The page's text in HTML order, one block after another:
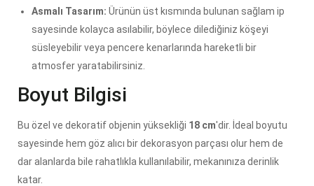
Asmalı Tasarım: Ürünün üst kısmında bulunan sağlam ip
sayesinde kolayca asılabilir, böylece dilediğiniz köşeyi
süsleyebilir veya pencere kenarlarında hareketli bir
atmosfer yaratabilirsiniz.
Boyut Bilgisi
Bu özel ve dekoratif objenin yüksekliği 18 cm'dir. İdeal boyutu
sayesinde hem göz alıcı bir dekorasyon parçası olur hem de
dar alanlarda bile rahatlıkla kullanılabilir, mekanınıza derinlik
katar.